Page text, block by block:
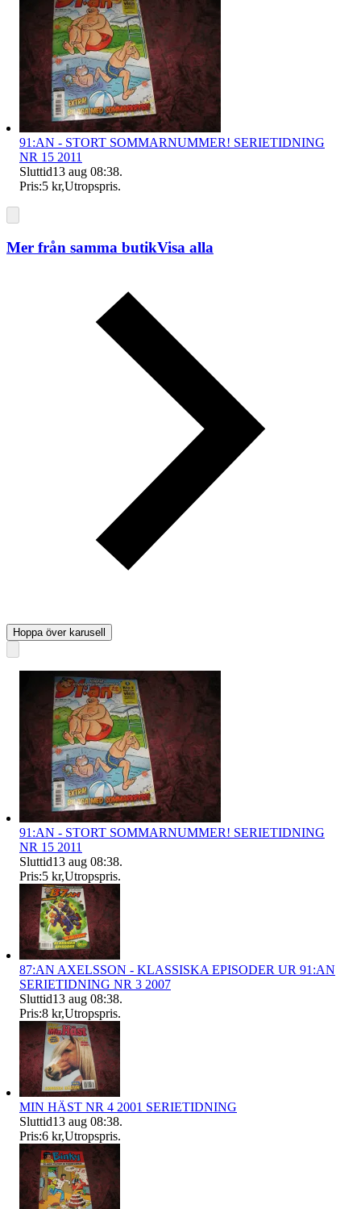
91:AN - STORT SOMMARNUMMER! SERIETIDNING
NR 15 2011
Sluttid13 aug 08:38.
Pris:5 kr,Utropspris.
Mer från samma butikVisa alla
Hoppa över karusell
91:AN - STORT SOMMARNUMMER! SERIETIDNING
NR 15 2011
Sluttid13 aug 08:38.
Pris:5 kr,Utropspris.
87:AN AXELSSON - KLASSISKA EPISODER UR 91:AN
SERIETIDNING NR 3 2007
Sluttid13 aug 08:38.
Pris:8 kr,Utropspris.
MIN HÄST NR 4 2001 SERIETIDNING
Sluttid13 aug 08:38.
Pris:6 kr,Utropspris.